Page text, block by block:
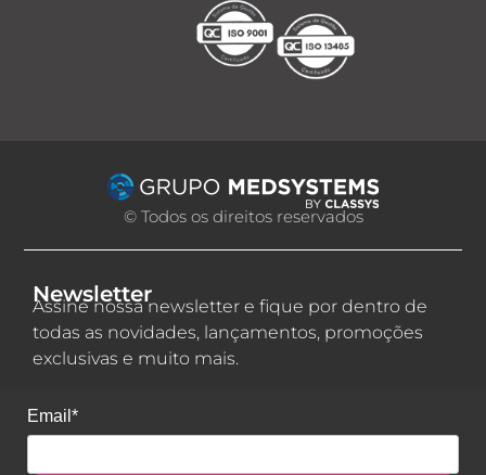
© Todos os direitos reservados
Newsletter
Assine nossa newsletter e fique por dentro de
todas as novidades, lançamentos, promoções
exclusivas e muito mais.
Email*